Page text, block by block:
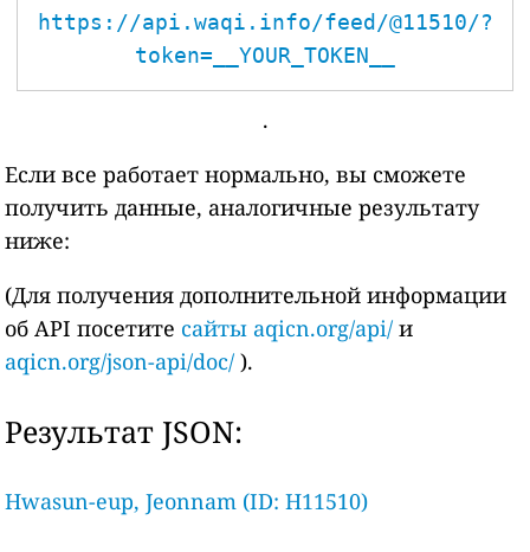
https://api.waqi.info/feed/@11510/?
token=__YOUR_TOKEN__
.
Если все работает нормально, вы сможете
получить данные, аналогичные результату
ниже:
(Для получения дополнительной информации
об API посетите сайты aqicn.org/api/ и
aqicn.org/json-api/doc/ ).
Результат JSON:
Hwasun-eup, Jeonnam (ID: H11510)